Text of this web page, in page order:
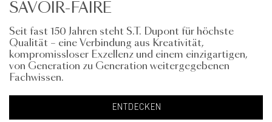
SAVOIR-FAIRE
Seit fast 150 Jahren steht S.T. Dupont für höchste
Qualität – eine Verbindung aus Kreativität,
kompromissloser Exzellenz und einem einzigartigen,
von Generation zu Generation weitergegebenen
Fachwissen.
ENTDECKEN